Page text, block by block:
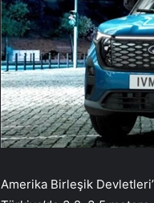
Amerika Birleşik